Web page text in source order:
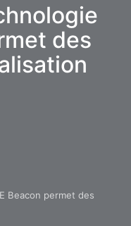
des
Beacon permet des